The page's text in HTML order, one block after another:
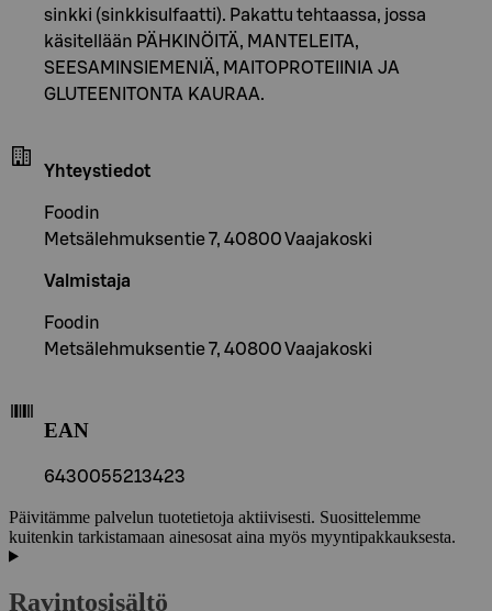
sinkki (sinkkisulfaatti). Pakattu tehtaassa, jossa
käsitellään PÄHKINÖITÄ, MANTELEITA,
SEESAMINSIEMENIÄ, MAITOPROTEIINIA JA
GLUTEENITONTA KAURAA.
Yhteystiedot
Foodin
Metsälehmuksentie 7, 40800 Vaajakoski
Valmistaja
Foodin
Metsälehmuksentie 7, 40800 Vaajakoski
EAN
6430055213423
Päivitämme palvelun tuotetietoja aktiivisesti. Suosittelemme
kuitenkin tarkistamaan ainesosat aina myös myyntipakkauksesta.
Ravintosisältö